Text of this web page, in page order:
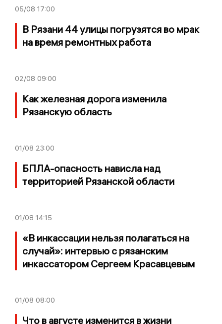
05/08 17:00
В Рязани 44 улицы погрузятся во мрак
на время ремонтных работа
02/08 09:00
Как железная дорога изменила
Рязанскую область
01/08 23:00
БПЛА-опасность нависла над
территорией Рязанской области
01/08 14:15
«В инкассации нельзя полагаться на
случай»: интервью с рязанским
инкассатором Сергеем Красавцевым
01/08 08:00
Что в августе изменится в жизни